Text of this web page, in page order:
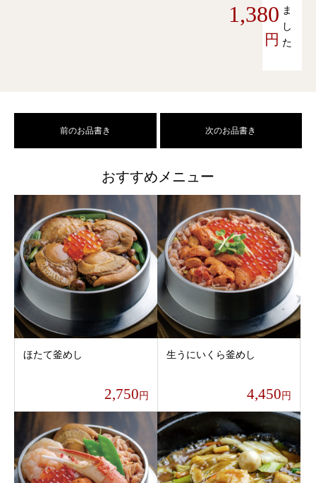
ま
し
た
1,380
円
前のお品書き 次のお品書き
おすすめメニュー
ほたて釜めし
2,750 円
生うにいくら釜めし
4,450 円